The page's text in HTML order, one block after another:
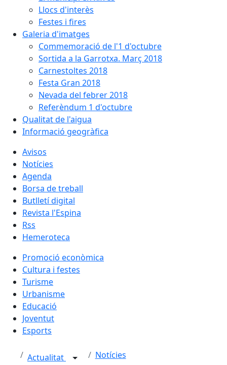
Llocs d'interès
Festes i fires
Galeria d'imatges
Commemoració de l'1 d'octubre
Sortida a la Garrotxa. Març 2018
Carnestoltes 2018
Festa Gran 2018
Nevada del febrer 2018
Referèndum 1 d'octubre
Qualitat de l'aigua
Informació geogràfica
Avisos
Notícies
Agenda
Borsa de treball
Butlletí digital
Revista l'Espina
Rss
Hemeroteca
Promoció econòmica
Cultura i festes
Turisme
Urbanisme
Educació
Joventut
Esports
Actualitat Notícies